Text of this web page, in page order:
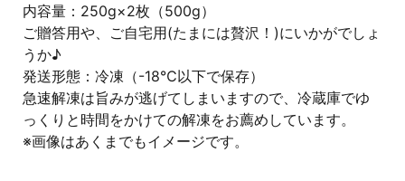
内容量：250g×2枚（500g）
ご贈答用や、ご自宅用(たまには贅沢！)にいかがでしょ
うか♪
発送形態：冷凍（-18℃以下で保存）
急速解凍は旨みが逃げてしまいますので、冷蔵庫でゆ
っくりと時間をかけての解凍をお薦めしています。
※画像はあくまでもイメージです。